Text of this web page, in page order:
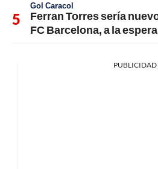
Gol Caracol
Ferran Torres sería
FC Barcelona, a la
PUBLICIDAD